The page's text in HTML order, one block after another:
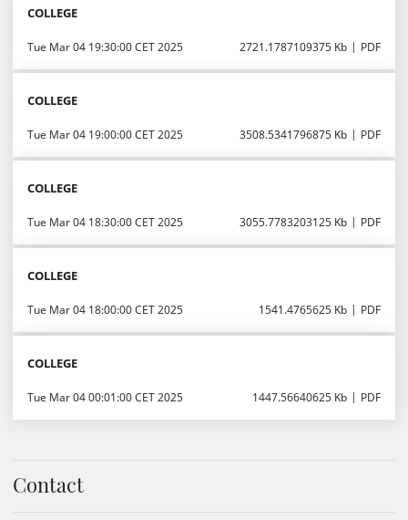
COLLEGE
Tue Mar 04 19:30:00 CET 2025 2721.1787109375 Kb PDF
COLLEGE
Tue Mar 04 19:00:00 CET 2025 3508.5341796875 Kb PDF
COLLEGE
Tue Mar 04 18:30:00 CET 2025 3055.7783203125 Kb PDF
COLLEGE
Tue Mar 04 18:00:00 CET 2025 1541.4765625 Kb PDF
COLLEGE
Tue Mar 04 00:01:00 CET 2025 1447.56640625 Kb PDF
Contact